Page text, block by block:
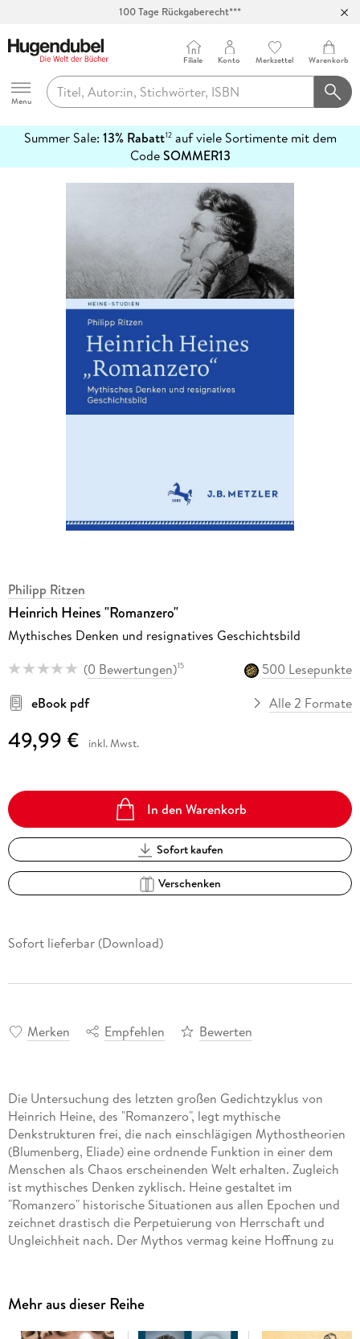
100 Tage Rückgaberecht***
Hugendubel
Menu
Filiale Konto Merkzettel Warenkorb
Summer Sale: 13% Rabatt12auf viele Sortimente mit dem
CodeSOMMER13
erfahren
Philipp Ritzen
Heinrich Heines "Romanzero"
Mythisches Denken und resignatives Geschichtsbild
(0 Bewertungen)15
500 Lesepunkte
eBook pdf
Alle 2 Formate
49,99 € inkl. Mwst.
In den Warenkorb
Sofort kaufen
Verschenken
Sofort lieferbar (Download)
Merken Empfehlen Bewerten
Die Untersuchung des letzten großen Gedichtzyklus von
Heinrich Heine, des "Romanzero", legt mythische
Denkstrukturen frei, die nach einschlägigen Mythostheorien
(Blumenberg, Eliade) eine ordnende Funktion in einer dem
Menschen als Chaos erscheinenden Welt erhalten. Zugleich
ist mythisches Denken zyklisch. Heine gestaltet im
"Romanzero" historische Situationen aus allen Epochen und
zeichnet drastisch die Perpetuierung von Herrschaft und
Ungleichheit nach. Der Mythos vermag keine Hoffnung zu
Mehr aus dieser Reihe